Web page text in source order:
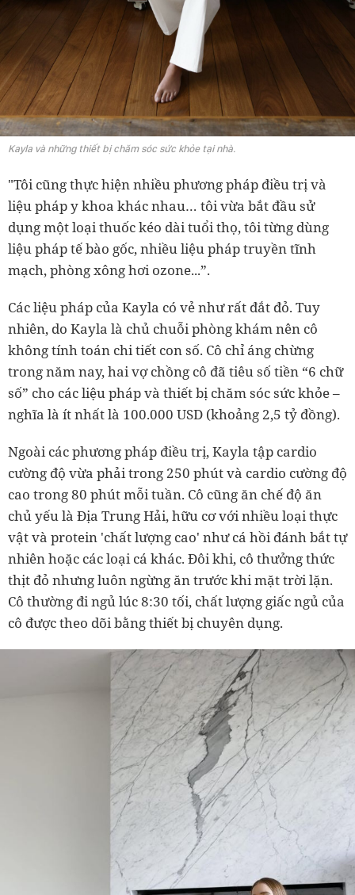
Kayla và những thiết bị chăm sóc sức khỏe tại nhà.
"Tôi cũng thực hiện nhiều phương pháp điều trị và
liệu pháp y khoa khác nhau… tôi vừa bắt đầu sử
dụng một loại thuốc kéo dài tuổi thọ, tôi từng dùng
liệu pháp tế bào gốc, nhiều liệu pháp truyền tĩnh
mạch, phòng xông hơi ozone...”.
Các liệu pháp của Kayla có vẻ như rất đắt đỏ. Tuy
nhiên, do Kayla là chủ chuỗi phòng khám nên cô
không tính toán chi tiết con số. Cô chỉ áng chừng
trong năm nay, hai vợ chồng cô đã tiêu số tiền “6 chữ
số” cho các liệu pháp và thiết bị chăm sóc sức khỏe –
nghĩa là ít nhất là 100.000 USD (khoảng 2,5 tỷ đồng).
Ngoài các phương pháp điều trị, Kayla tập cardio
cường độ vừa phải trong 250 phút và cardio cường độ
cao trong 80 phút mỗi tuần. Cô cũng ăn chế độ ăn
chủ yếu là Địa Trung Hải, hữu cơ với nhiều loại thực
vật và protein 'chất lượng cao' như cá hồi đánh bắt tự
nhiên hoặc các loại cá khác. Đôi khi, cô thưởng thức
thịt đỏ nhưng luôn ngừng ăn trước khi mặt trời lặn.
Cô thường đi ngủ lúc 8:30 tối, chất lượng giấc ngủ của
cô được theo dõi bằng thiết bị chuyên dụng.